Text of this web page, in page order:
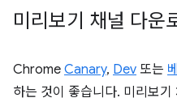
미리보기 채널 다운
Chrome Canary, Dev 또는
하는 것이 좋습니다. 미리보